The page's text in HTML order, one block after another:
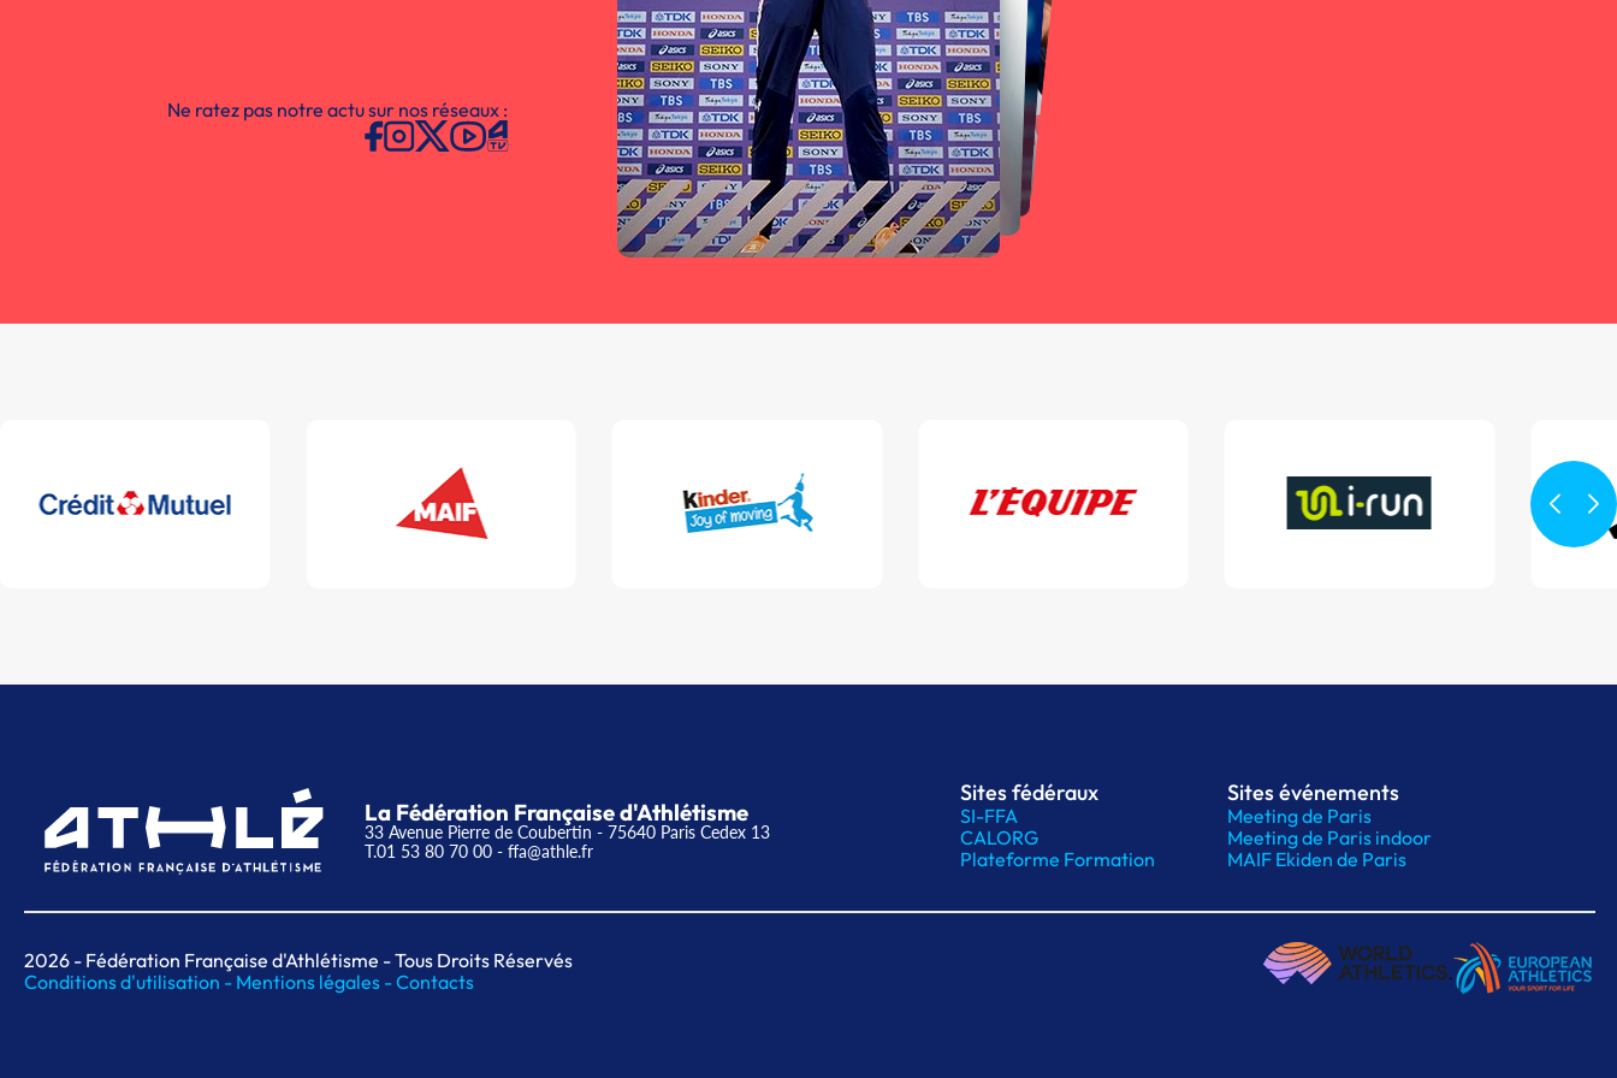
Ne ratez pas notre actu sur nos réseaux :
La Fédération Française d'Athlétisme
33 Avenue Pierre de Coubertin - 75640 Paris Cedex 13
T.01 53 80 70 00 - ffa@athle.fr
Sites fédéraux
SI-FFA
CALORG
Plateforme Formation
Sites événements
Meeting de Paris
Meeting de Paris indoor
MAIF Ekiden de Paris
2026 - Fédération Française d'Athlétisme - Tous Droits Réservés
Conditions d'utilisation - Mentions légales -Contacts